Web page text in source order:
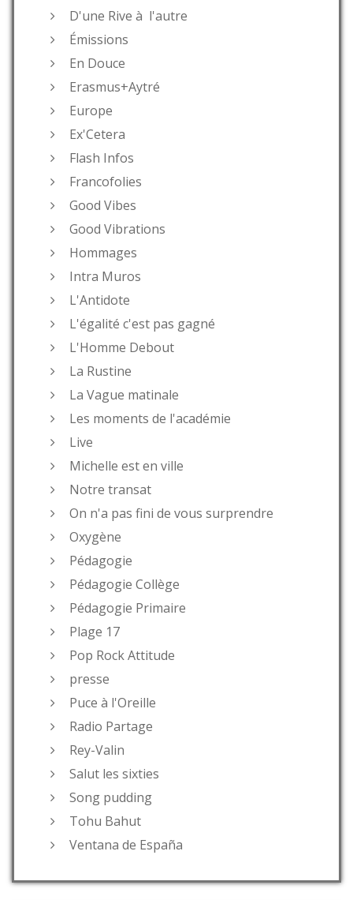
D'une Rive à l'autre
Émissions
En Douce
Erasmus+Aytré
Europe
Ex'Cetera
Flash Infos
Francofolies
Good Vibes
Good Vibrations
Hommages
Intra Muros
L'Antidote
L'égalité c'est pas gagné
L'Homme Debout
La Rustine
La Vague matinale
Les moments de l'académie
Live
Michelle est en ville
Notre transat
On n'a pas fini de vous surprendre
Oxygène
Pédagogie
Pédagogie Collège
Pédagogie Primaire
Plage 17
Pop Rock Attitude
presse
Puce à l'Oreille
Radio Partage
Rey-Valin
Salut les sixties
Song pudding
Tohu Bahut
Ventana de España